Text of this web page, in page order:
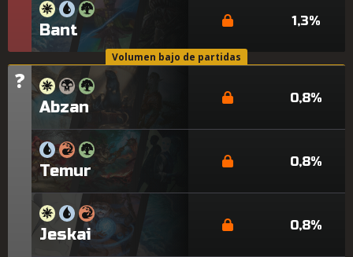
Bant 1,3%
Volumen bajo de partidas
Nivel
?
Abzan 0,8%
Temur 0,8%
Jeskai 0,8%